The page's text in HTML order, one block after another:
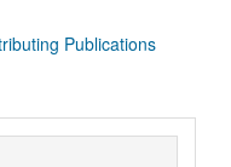
Publications